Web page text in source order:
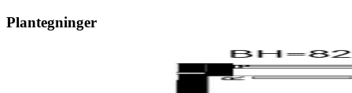
Plantegninger